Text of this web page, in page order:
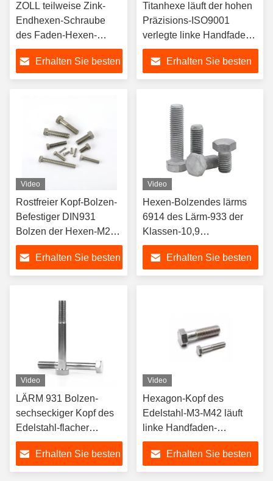
ZOLL teilweise Zink-
Endhexen-Schraube
des Faden-Hexen-
Kopfschraube-Grad-5
Erhalten Sie besten
Titanhexe läuft der hohen
Präzisions-ISO9001
verlegte linke Handfaden-
Bolzen weg
Erhalten Sie besten
Video
Rostfreier Kopf-Bolzen-
Befestiger DIN931
Bolzen der Hexen-M27
schrauben 16mm M40
hochfeste TC
Bolzenmutter-
Erhalten Sie besten
Video
Hexen-Bolzendes lärms
6914 des Lärm-933 der
Klassen-10,9
galvanisierter
Hexenbolzen
Erhalten Sie besten
Video
LÄRM 931 Bolzen-
sechseckiger Kopf des
Edelstahl-flacher
Haupthexen-Bolzen-
DIN931Erhalten Sie besten
Video
Hexagon-Kopf des
Edelstahl-M3-M42 läuft
linke Handfaden-
Schrauben weg
Erhalten Sie besten